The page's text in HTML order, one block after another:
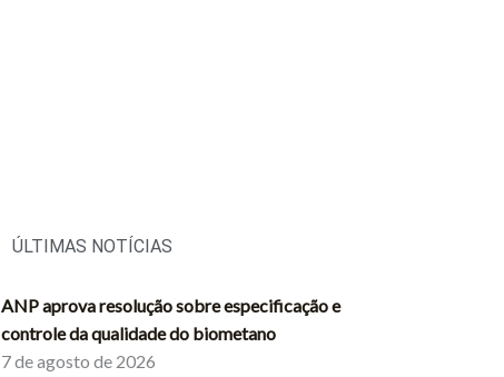
ÚLTIMAS NOTÍCIAS
ANP aprova resolução sobre especificação e
controle da qualidade do biometano
7 de agosto de 2026